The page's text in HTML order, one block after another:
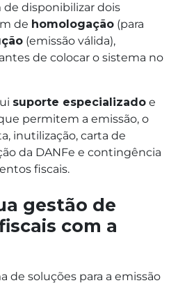
de disponibilizar dois
de homologação (para
(emissão válida),
de colocar o sistema no
suporte especializado e
permitem a emissão, o
inutilização, carta de
da DANFe e contingência
fiscais.
gestão de
com a
de soluções para a emissão